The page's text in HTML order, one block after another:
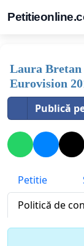
Laura Bretan
Eurovision
Publică
Petitie
Politică de